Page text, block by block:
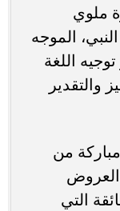
ملوي
الموجه
اللغة
والتقدير
مباركة من
العروض
التي